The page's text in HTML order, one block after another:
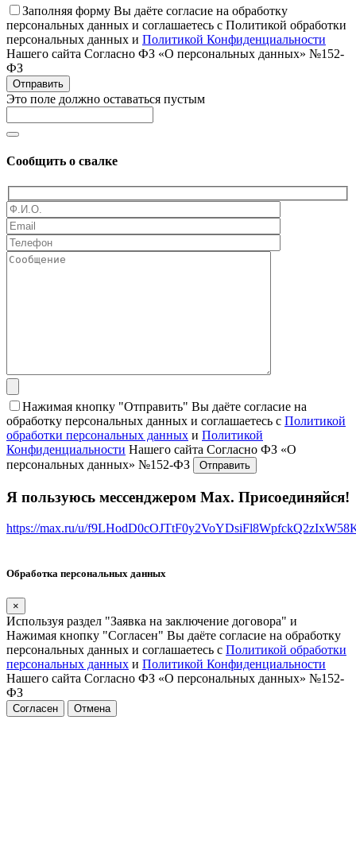
Заполняя форму Вы даёте согласие на обработку
персональных данных и соглашаетесь с Политикой обработки
персональных данных и Политикой Конфиденциальности
Нашего сайта Согласно ФЗ «О персональных данных» №152-
ФЗ
Отправить
Это поле должно оставаться пустым
Сообщить о свалке
Нажимая кнопку "Отправить" Вы даёте согласие на
обработку персональных данных и соглашаетесь с Политикой
обработки персональных данных и Политикой
Конфиденциальности Нашего сайта Согласно ФЗ «О
персональных данных» №152-ФЗ
Я пользуюсь мессенджером Max. Присоединяйся!
https://max.ru/u/
Обработка персональных данных
×
Используя раздел "Заявка на заключение договора" и
Нажимая кнопку "Согласен" Вы даёте согласие на обработку
персональных данных и соглашаетесь с Политикой обработки
персональных данных и Политикой Конфиденциальности
Нашего сайта Согласно ФЗ «О персональных данных» №152-
ФЗ
Согласен Отмена